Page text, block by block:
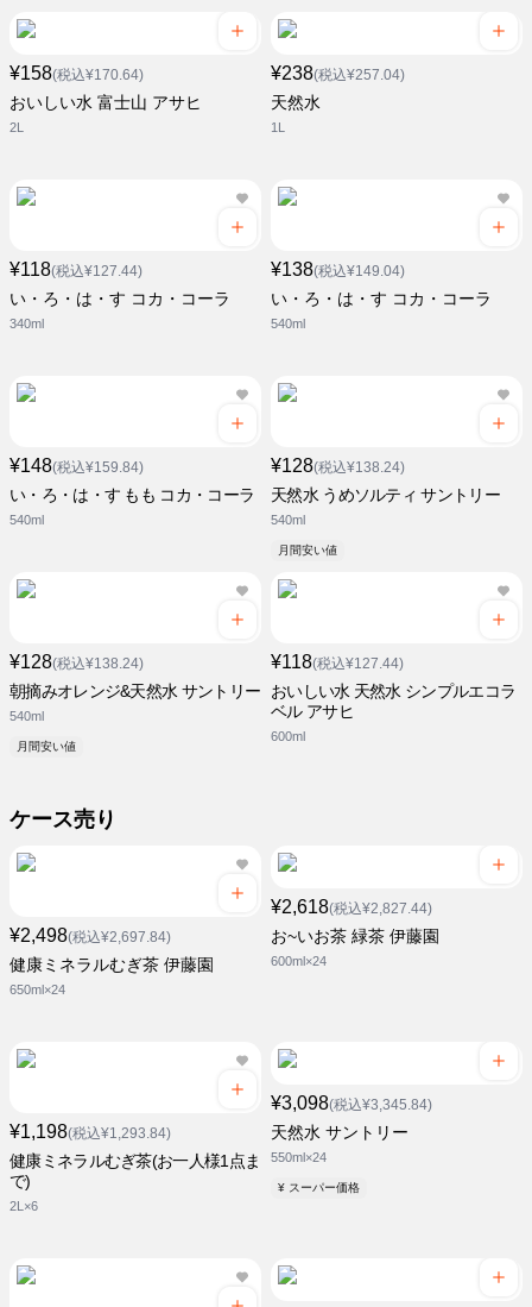
¥158(税込¥170.64)
おいしい水 富士山 アサヒ
2L
¥238(税込¥257.04)
天然水
1L
¥118(税込¥127.44)
い・ろ・は・す コカ・コーラ
340ml
¥138(税込¥149.04)
い・ろ・は・す コカ・コーラ
540ml
¥148(税込¥159.84)
い・ろ・は・す もも コカ・コーラ
540ml
¥128(税込¥138.24)
天然水 うめソルティ サントリー
540ml
月間安い値
¥128(税込¥138.24)
朝摘みオレンジ&天然水 サントリー
540ml
月間安い値
¥118(税込¥127.44)
おいしい水 天然水 シンプルエコラ
ベル アサヒ
600ml
ケース売り
¥2,498(税込¥2,697.84)
健康ミネラルむぎ茶 伊藤園
650ml×24
¥2,618(税込¥2,827.44)
お~いお茶 緑茶 伊藤園
600ml×24
¥1,198(税込¥1,293.84)
健康ミネラルむぎ茶(お一人様1点ま
で)
2L×6
¥3,098(税込¥3,345.84)
天然水 サントリー
550ml×24
¥ スーパー価格